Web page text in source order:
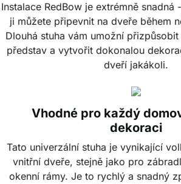
Instalace RedBow je extrémně
ji můžete připevnit na dveře během
Dlouhá stuha vám umožní
představ a vytvořit dokonalou
dveří jakákoli.
Vhodné pro každý
dekoraci
Tato univerzální stuha je vynikající
vnitřní dveře, stejně jako pro
okenní rámy. Je to rychlý a snadný